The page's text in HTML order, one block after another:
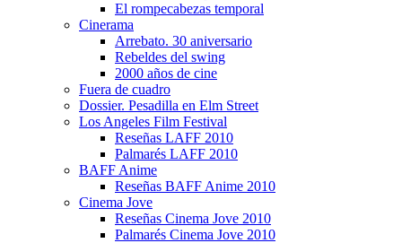
El rompecabezas temporal
Cinerama
Arrebato. 30 aniversario
Rebeldes del swing
2000 años de cine
Fuera de cuadro
Dossier. Pesadilla en Elm Street
Los Angeles Film Festival
Reseñas LAFF 2010
Palmarés LAFF 2010
BAFF Anime
Reseñas BAFF Anime 2010
Cinema Jove
Reseñas Cinema Jove 2010
Palmarés Cinema Jove 2010